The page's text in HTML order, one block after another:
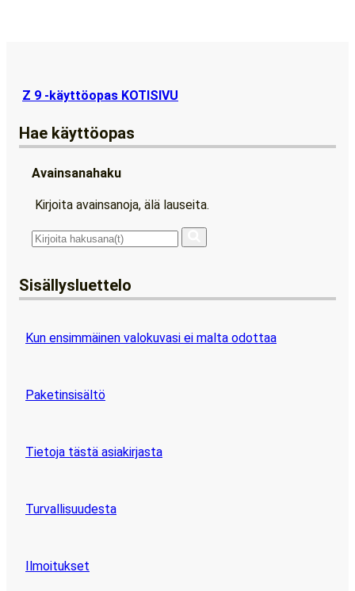
Z 9 -käyttöopas KOTISIVU
Hae käyttöopas
Avainsanahaku
Kirjoita avainsanoja, älä lauseita.
Sisällysluettelo
Kun ensimmäinen valokuvasi ei malta odottaa
Paketinsisältö
Tietoja tästä asiakirjasta
Turvallisuudesta
Ilmoitukset